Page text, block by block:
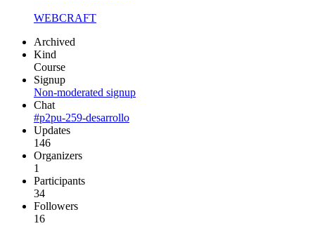
WEBCRAFT
Archived
Kind
Course
Signup
Non-moderated signup
Chat
#p2pu-259-desarrollo
Updates
146
Organizers
1
Participants
34
Followers
16